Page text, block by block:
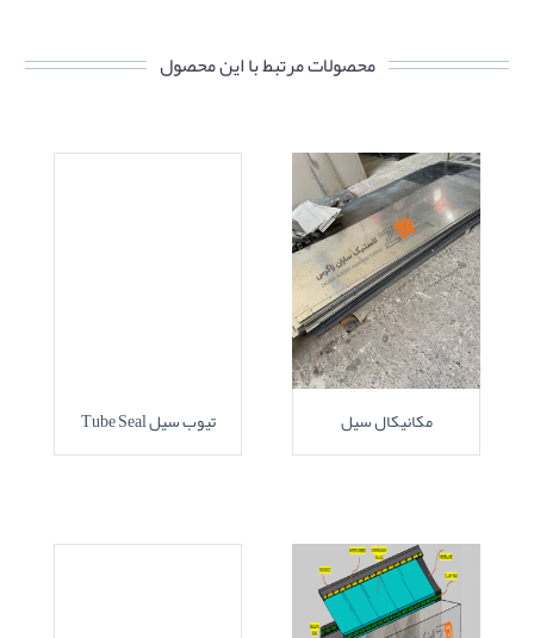
محصولات مرتبط با این محصول
مکانیکال سیل تیوب سیل Tube Seal